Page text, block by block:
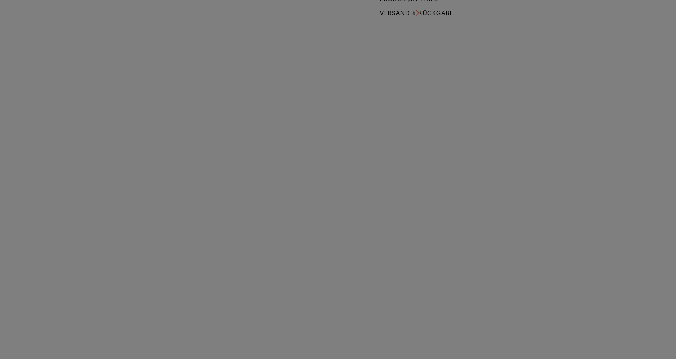
mit bequemen Griffen und abnehmbarem Tragriemen, die je nach Anlass
VERSAND & RÜCKGABE